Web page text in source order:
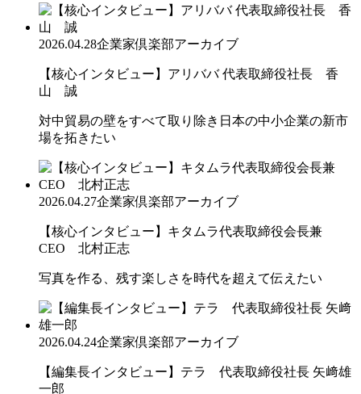
2026.04.28企業家倶楽部アーカイブ
【核心インタビュー】アリババ 代表取締役社長 香
山 誠
対中貿易の壁をすべて取り除き日本の中小企業の新市
場を拓きたい
2026.04.27企業家倶楽部アーカイブ
【核心インタビュー】キタムラ代表取締役会長兼
CEO 北村正志
写真を作る、残す楽しさを時代を超えて伝えたい
2026.04.24企業家倶楽部アーカイブ
【編集長インタビュー】テラ 代表取締役社長 矢﨑雄
一郎